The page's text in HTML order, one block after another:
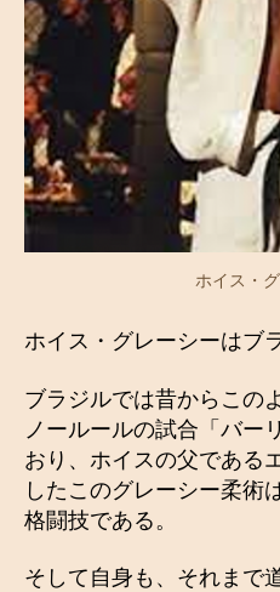
ホイス・
ホイス・グレーシーはブ
ブラジルでは昔からこの
ノールールの試合「バー
おり、ホイスの父である
したこのグレーシー柔術
格闘技である。
そして自身も、それまで